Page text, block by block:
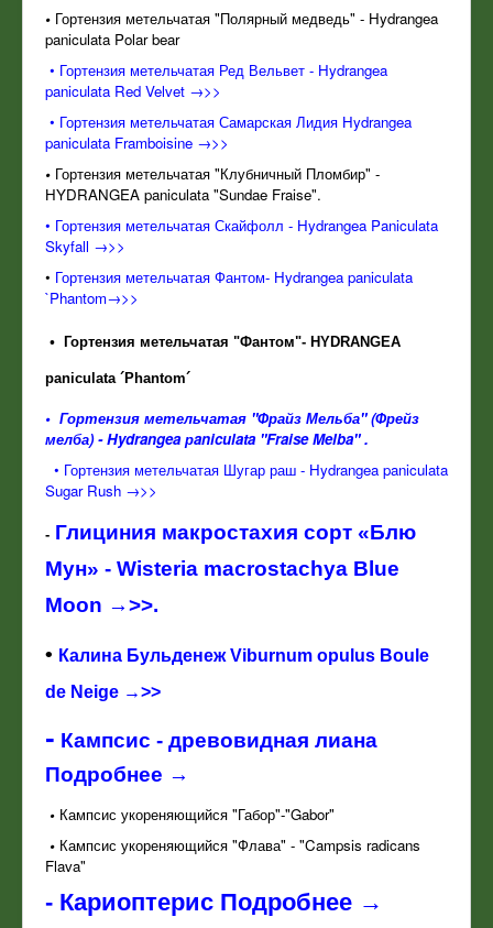
• Гортензия метельчатая "Полярный медведь" - Hydrangea
paniculata Polar bear
• Гортензия метельчатая Ред Вельвет - Hydrangea
paniculata Red Velvet →>>
• Гортензия метельчатая Самарская Лидия Hydrangea
paniculata Framboisine →>>
• Гортензия метельчатая "Клубничный Пломбир" -
HYDRANGEA paniculata "Sundae Fraise".
• Гортензия метельчатая Скайфолл - Hydrangea Paniculata
Skyfall →>>
• Гортензия метельчатая Фантом- Hydrangea paniculata
`Phantom→>>
• Гортензия метельчатая "Фантом"- HYDRANGEA
paniculata ´Phantom´
• Гортензия метельчатая "Фрайз Мельба" (Фрейз
мелба) - Hydrangea рaniculata "Fraise Melba".
• Гортензия метельчатая Шугар раш - Hydrangea paniculata
Sugar Rush →>>
- Глициния макростахия сорт «Блю
Мун» - Wisteria macrostachya Blue
Moon →>>.
• Калина Бульденеж Viburnum opulus Boule
de Neige →>>
- Кампсис - древовидная лиана
Подробнее →
• Кампсис укореняющийся "Габор"-"Gabor"
• Кампсис укореняющийся "Флава" - "Campsis radicans
Flava"
- Кариоптерис Подробнее →